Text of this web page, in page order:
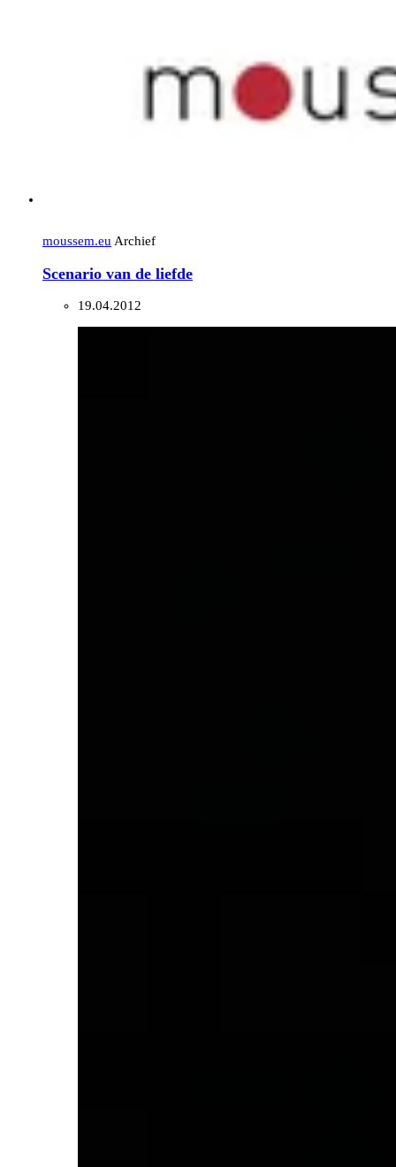
moussem.eu Archief
Scenario van de liefde
19.04.2012